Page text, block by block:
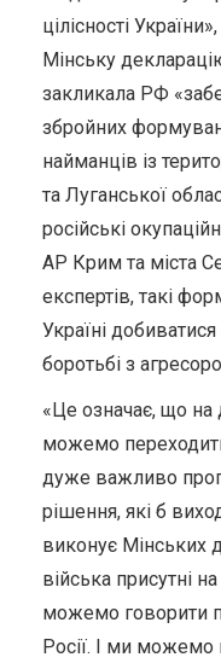
цілісності
Мінську
закликала РФ
збройних
найманців із
та Луганської
російські
АР Крим та міста
експертів, такі
Україні
боротьбі з
«Це означає, що
можемо
дуже важливо
рішення, які б
виконує Мінських
війська присутні
можемо говорити
Росії. І ми можемо